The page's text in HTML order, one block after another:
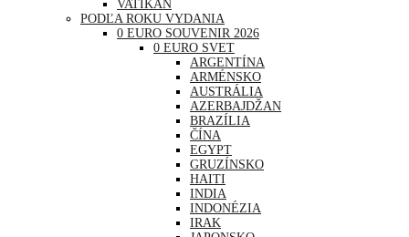
VATIKÁN
PODĽA ROKU VYDANIA
0 EURO SOUVENIR 2026
0 EURO SVET
ARGENTÍNA
ARMÉNSKO
AUSTRÁLIA
AZERBAJDŽAN
BRAZÍLIA
ČÍNA
EGYPT
GRUZÍNSKO
HAITI
INDIA
INDONÉZIA
IRAK